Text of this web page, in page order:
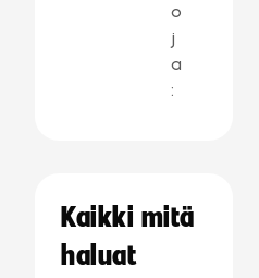
o
j
a
:
Kaikki mitä
haluat